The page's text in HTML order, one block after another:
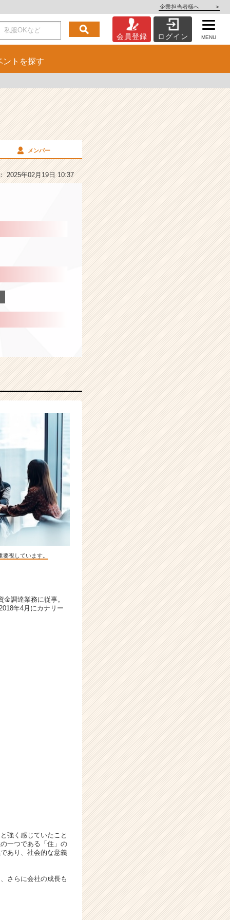
企業担当者様へ >
会員登録 ログイン MENU
ント を探す
メンバー
2025年02月19日 10:37
視しています。
調達業務に従事。
年4月にカナリー
強く感じていたこと
一つである「住」の
あり、社会的な意義
さらに会社の成長も